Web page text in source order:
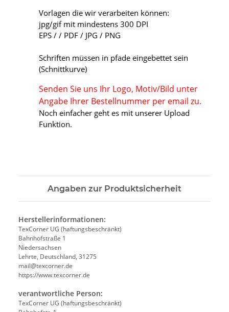
Vorlagen die wir verarbeiten können:
jpg/gif mit mindestens 300 DPI
EPS / / PDF / JPG / PNG
Schriften müssen in pfade eingebettet sein
(Schnittkurve)
Senden Sie uns Ihr Logo, Motiv/Bild unter
Angabe Ihrer Bestellnummer per email zu.
Noch einfacher geht es mit unserer Upload
Funktion.
Angaben zur Produktsicherheit
Herstellerinformationen:
TexCorner UG (haftungsbeschränkt)
Bahnhofstraße 1
Niedersachsen
Lehrte, Deutschland, 31275
mail@texcorner.de
https://www.texcorner.de
verantwortliche Person:
TexCorner UG (haftungsbeschränkt)